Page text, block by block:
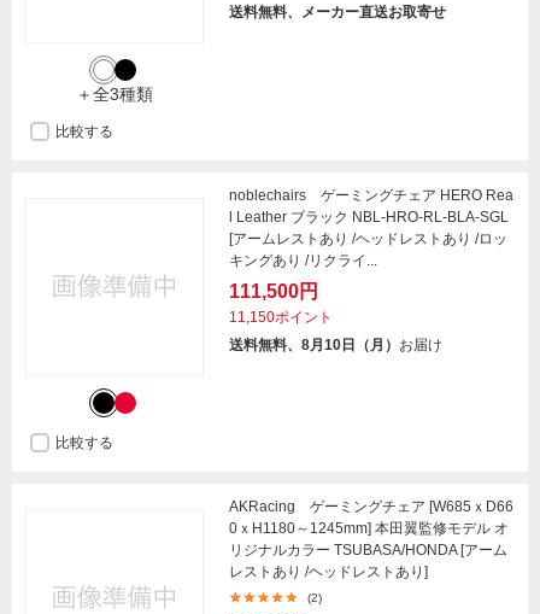
＋全3種類
送料無料、メーカー直送お取寄せ
比較する
noblechairs ゲーミングチェア HERO Rea
l Leather ブラック NBL-HRO-RL-BLA-SGL
[アームレストあり /ヘッドレストあり /ロッ
キングあり /リクライ...
111,500円
11,150ポイント
送料無料、8月10日（月） お届け
比較する
AKRacing ゲーミングチェア [W685ｘD66
0ｘH1180～1245mm] 本田翼監修モデル オ
リジナルカラー TSUBASA/HONDA [アーム
レストあり /ヘッドレストあり]
(2)